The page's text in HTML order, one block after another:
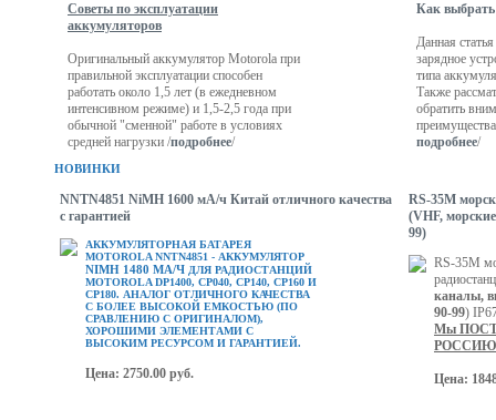
Советы по эксплуатации
аккумуляторов
Оригинальный аккумулятор Motorola при
правильной эксплуатации способен
работать около 1,5 лет (в ежедневном
интенсивном режиме) и 1,5-2,5 года при
обычной "сменной" работе в условиях
средней нагрузки /подробнее/
Как выбрать
Данная
зарядное
типа
Также
обратить
подробнее/
НОВИНКИ
NNTN4851 NiMH 1600 мА/ч Китай отличного качества
с гарантией
АККУМУЛЯТОРНАЯ БАТАРЕЯ
MOTOROLANNTN4851 - АККУМУЛЯТОР
NIMH 1480 МА/Ч ДЛЯ РАДИОСТАНЦИЙ
MOTOROLA DP1400, CP040, CP140, CP160 И
CP180. АНАЛОГ ОТЛИЧНОГО КАЧЕСТВА
С БОЛЕЕ ВЫСОКОЙ ЕМКОСТЬЮ (ПО
СРАВЛЕНИЮ С ОРИГИНАЛОМ),
ХОРОШИМИ ЭЛЕМЕНТАМИ С
ВЫСОКИМ РЕСУРСОМ И ГАРАНТИЕЙ.
Цена: 2750.00 руб.
RS-35M
(VHF,
99)
RS-35M
каналы,
90-99)
Мы
РОССИЮ
Цена: